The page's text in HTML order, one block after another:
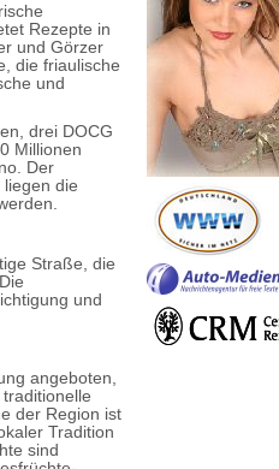
Rezepte in
und Görzer
die friaulische
und
drei DOCG
Millionen
Der
die
Straße, die
und
angeboten,
der Region ist
Tradition
sind